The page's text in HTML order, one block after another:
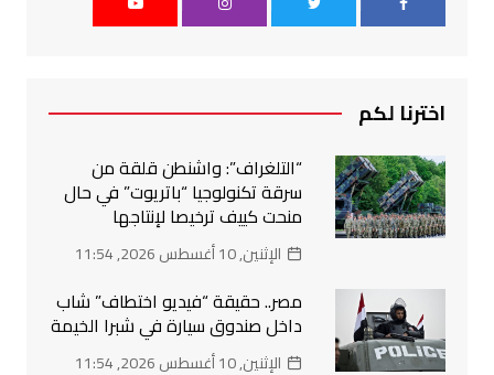
اخترنا لكم
“التلغراف”: واشنطن قلقة من
سرقة تكنولوجيا “باتريوت” في حال
منحت كييف ترخيصا لإنتاجها
الإثنين, 10 أغسطس 2026, 11:54
مصر.. حقيقة “فيديو اختطاف” شاب
داخل صندوق سيارة في شبرا الخيمة
الإثنين, 10 أغسطس 2026, 11:54